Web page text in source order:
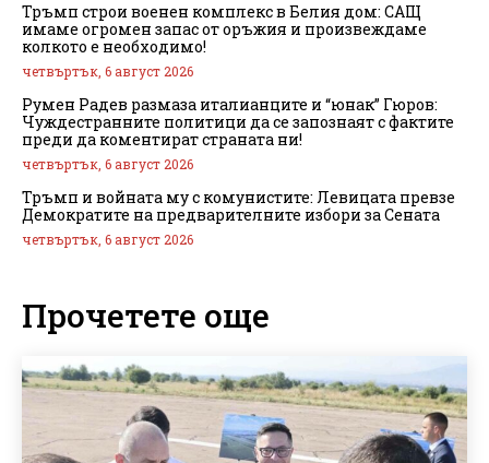
Тръмп строи военен комплекс в Белия дом: САЩ
имаме огромен запас от оръжия и произвеждаме
колкото е необходимо!
четвъртък, 6 август 2026
Румен Радев размаза италианците и “юнак” Гюров:
Чуждестранните политици да се запознаят с фактите
преди да коментират страната ни!
четвъртък, 6 август 2026
Тръмп и войната му с комунистите: Левицата превзе
Демократите на предварителните избори за Сената
четвъртък, 6 август 2026
Прочетете още